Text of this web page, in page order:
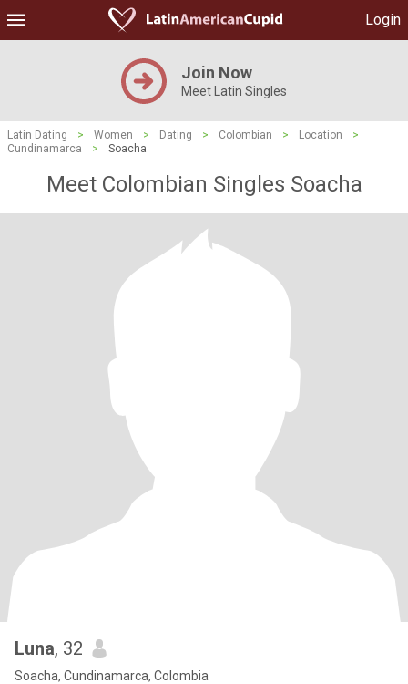
Login
Join Now
Meet Latin Singles
Latin Dating > Women > Dating > Colombian > Location
>
Cundinamarca
> Soacha
Meet Colombian Singles Soacha
Luna, 32
Soacha, Cundinamarca, Colombia